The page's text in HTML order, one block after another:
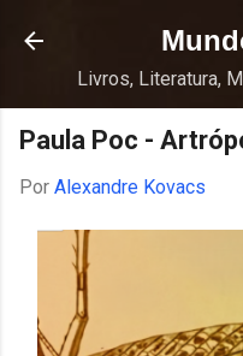
Pular
Livros, Literatura,
Paula Poc -
Por Alexandre Kovacs